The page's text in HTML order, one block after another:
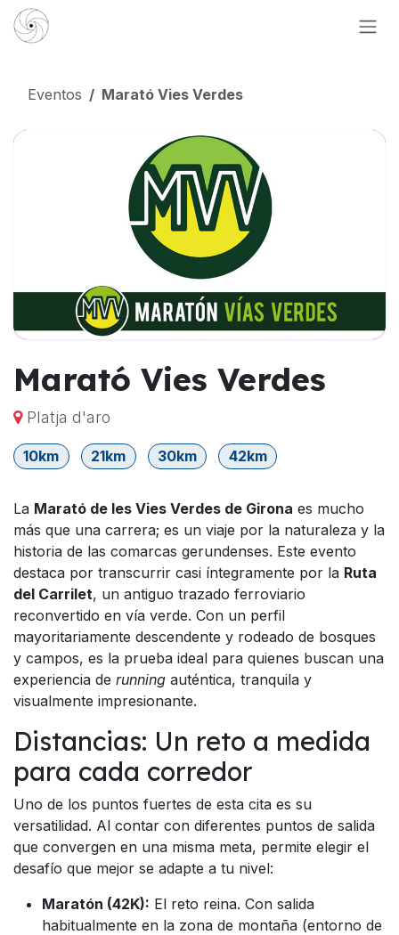
Ir al contenido
Eventos Marató Vies Verdes
Marató Vies Verdes
Platja d'aro
10km 21km 30km 42km
La Marató de les Vies Verdes de Girona es mucho
más que una carrera; es un viaje por la naturaleza y la
historia de las comarcas gerundenses. Este evento
destaca por transcurrir casi íntegramente por la Ruta
del Carrilet, un antiguo trazado ferroviario
reconvertido en vía verde. Con un perfil
mayoritariamente descendente y rodeado de bosques
y campos, es la prueba ideal para quienes buscan una
experiencia de running auténtica, tranquila y
visualmente impresionante.
Distancias: Un reto a medida
para cada corredor
Uno de los puntos fuertes de esta cita es su
versatilidad. Al contar con diferentes puntos de salida
que convergen en una misma meta, permite elegir el
desafío que mejor se adapte a tu nivel:
Maratón (42K): El reto reina. Con salida
habitualmente en la zona de montaña (entorno de